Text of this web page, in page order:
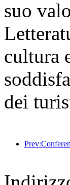
suo
cultura
dei